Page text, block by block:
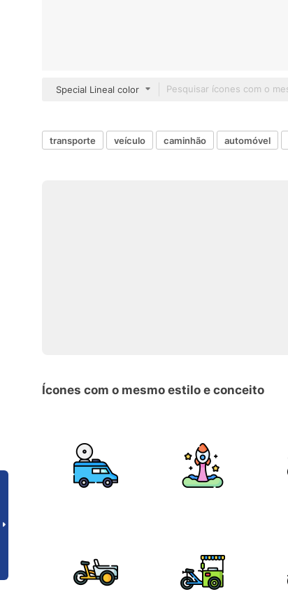
Special Lineal color
transporte veículo caminhão automóvel
Ícones com o mesmo estilo e conceito